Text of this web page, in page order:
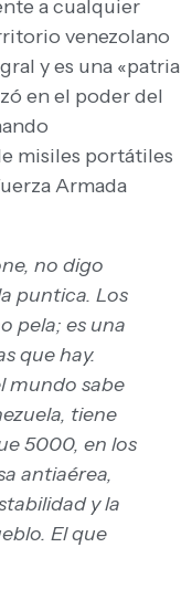
a cualquier
venezolano
y es una «patria
en el poder del
misiles portátiles
Armada
no digo
puntica. Los
pela; es una
que hay.
mundo sabe
tiene
5000, en los
antiaérea,
y la
El que